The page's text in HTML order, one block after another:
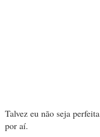
Talvez eu não seja
por aí.